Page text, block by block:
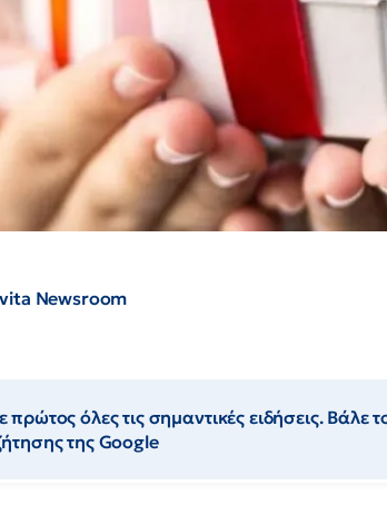
Newsroom
πρώτος όλες τις σημαντικές ειδήσεις.
της Google